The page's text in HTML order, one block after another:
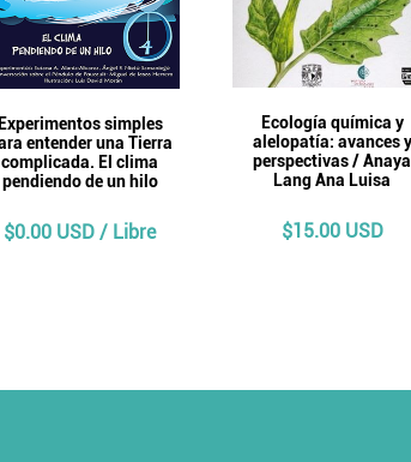
Experimentos simples
entender una Tierra
complicada. El clima
pendiendo de un hilo
$0.00 USD / Libre
Ecología química y
alelopatía: avances y
perspectivas / Anaya
Lang Ana Luisa
$15.00 USD